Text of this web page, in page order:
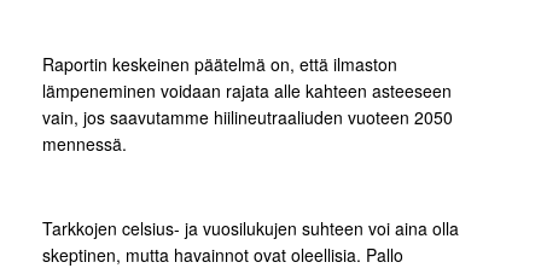
Raportin keskeinen päätelmä on, että ilmaston
lämpeneminen voidaan rajata alle kahteen asteeseen
vain, jos saavutamme hiilineutraaliuden vuoteen 2050
mennessä.
Tarkkojen celsius- ja vuosilukujen suhteen voi aina olla
skeptinen, mutta havainnot ovat oleellisia. Pallo